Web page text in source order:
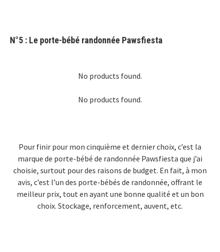
N°5 : Le porte-bébé randonnée Pawsfiesta
No products found.
No products found.
Pour finir pour mon cinquième et dernier choix, c’est la
marque de porte-bébé de randonnée Pawsfiesta que j’ai
choisie, surtout pour des raisons de budget. En fait, à mon
avis, c’est l’un des porte-bébés de randonnée, offrant le
meilleur prix, tout en ayant une bonne qualité et un bon
choix. Stockage, renforcement, auvent, etc.